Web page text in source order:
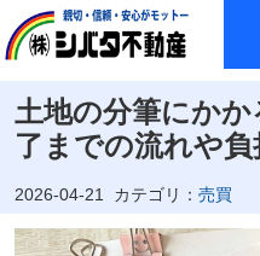
土地の分筆にか
了までの流れや
2026-04-21 カテゴリ： 売買